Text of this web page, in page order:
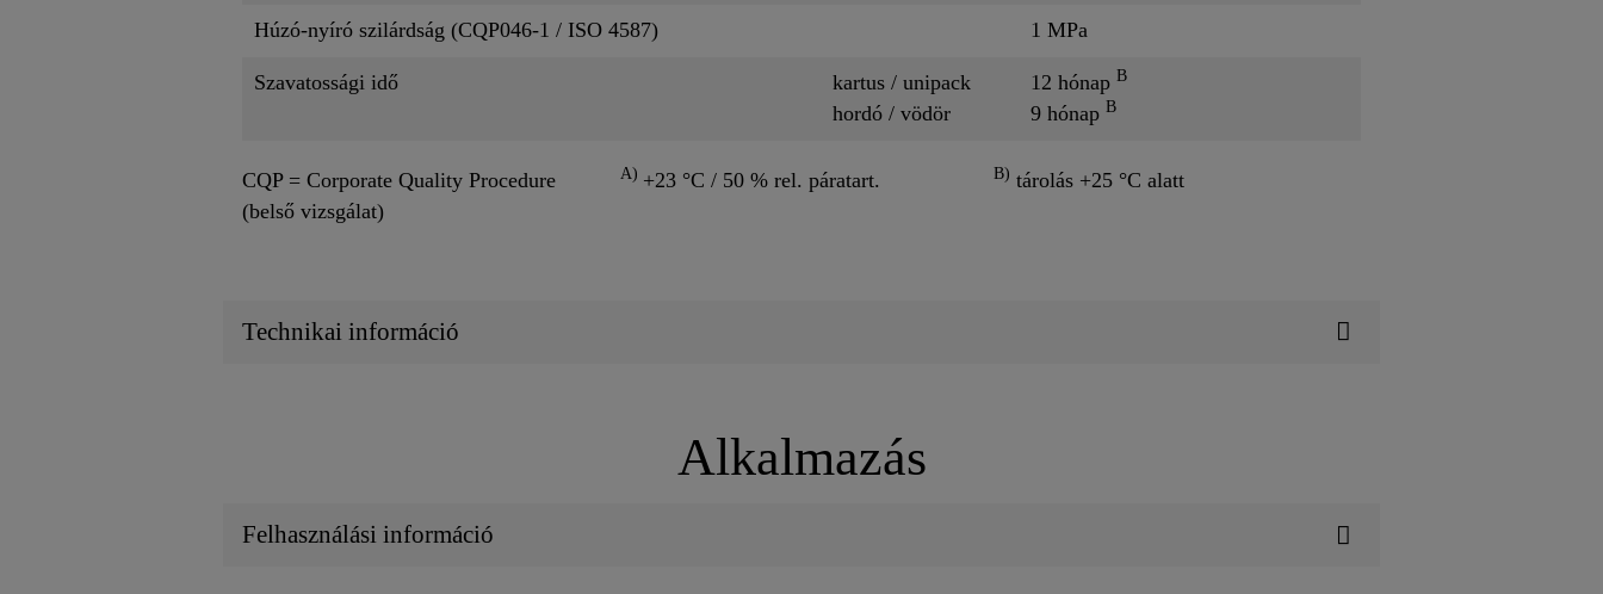
Húzó-nyíró szilárdság (CQP046-1 / ISO 4587) 1 MPa
Szavatossági idő
kartus / unipack
hordó / vödör
12 hónap B
9 hónap B
CQP = Corporate Quality Procedure
(belső vizsgálat)
A) +23 °C / 50 % rel. páratart. B) tárolás +25 °C alatt
Technikai információ
Alkalmazás
Felhasználási információ